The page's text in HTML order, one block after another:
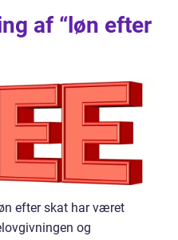
af “løn efter
efter skat har været
og